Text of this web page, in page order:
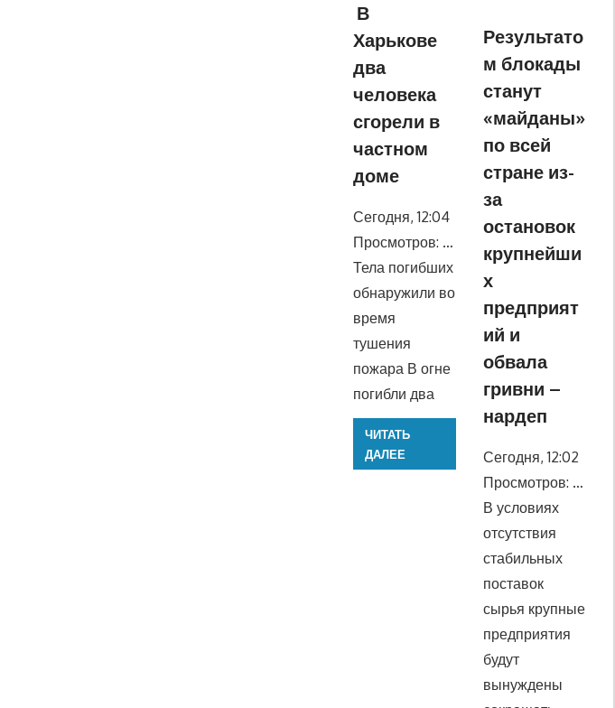
В
Харькове
два
человека
сгорели в
частном
доме
Сегодня, 12:04
Просмотров: …
Тела погибших
обнаружили во
время
тушения
пожара В огне
погибли два
ЧИТАТЬ
ДАЛЕЕ
Результато
м блокады
станут
«майданы»
по всей
стране из-
за
остановок
крупнейши
х
предприят
ий и
обвала
гривни –
нардеп
Сегодня, 12:02
Просмотров: …
В условиях
отсутствия
стабильных
поставок
сырья крупные
предприятия
будут
вынуждены